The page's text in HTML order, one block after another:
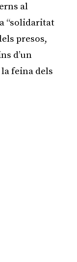
al
“solidaritat
presos,
d’un
feina dels